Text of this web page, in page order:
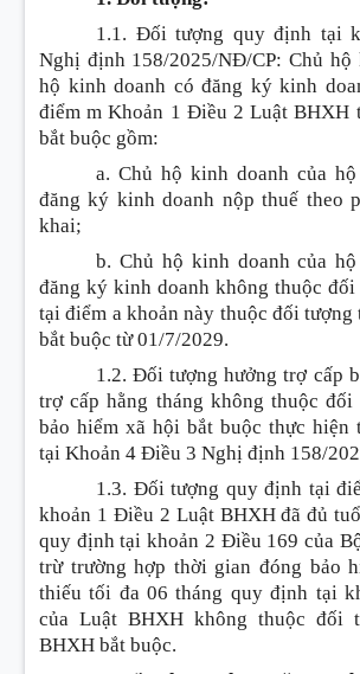
1.1. Đối tượng quy định tại
Nghị định 158/2025/NĐ/CP: Chủ hộ
hộ kinh doanh có đăng ký kinh
điểm m Khoản 1 Điều 2 Luật BHXH
bắt buộc gồm:
a. Chủ hộ kinh doanh của
đăng ký kinh doanh nộp thuế theo
khai;
b. Chủ hộ kinh doanh của
đăng ký kinh doanh không thuộc
tại điểm a khoản này thuộc đối
bắt buộc từ 01/7/2029.
1.2. Đối tượng hưởng trợ cấp
trợ cấp hằng tháng không thuộc
bảo hiểm xã hội bắt buộc thực hiện
tại Khoản 4 Điều 3 Nghị định 158/
1.3. Đối tượng quy định tại
khoản 1 Điều 2 Luật BHXH đã đủ
quy định tại khoản 2 Điều 169 của
trừ trường hợp thời gian đóng bảo
thiếu tối đa 06 tháng quy định tại
của Luật BHXH không thuộc đối
BHXH bắt buộc.